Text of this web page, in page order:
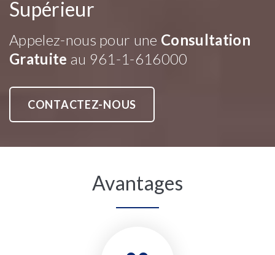
Supérieur
Appelez-nous pour une Consultation
Gratuite au 961-1-616000
CONTACTEZ-NOUS
Avantages